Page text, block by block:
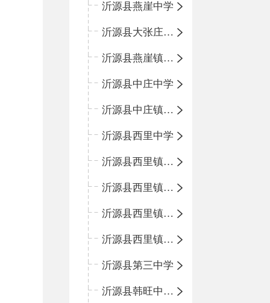
沂源县燕崖中学
沂源县大张庄中心学校
沂源县燕崖镇中心小学
沂源县中庄中学
沂源县中庄镇中心小学
沂源县西里中学
沂源县西里镇中心小学
沂源县西里镇柳枝峪回民小学
沂源县西里镇金星完全小学
沂源县西里镇团圆小学
沂源县第三中学
沂源县韩旺中心学校